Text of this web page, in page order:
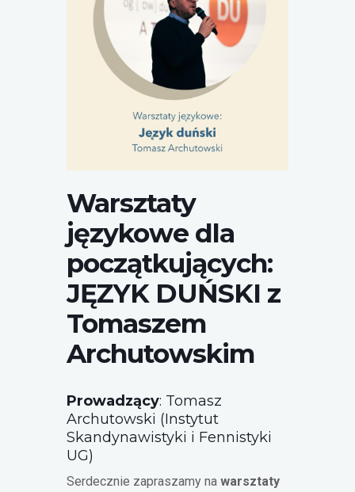
Warsztaty duńskie
Warsztaty
językowe dla
początkujących:
JĘZYK DUŃSKI z
Tomaszem
Archutowskim
Prowadzący: Tomasz
Archutowski (Instytut
Skandynawistyki i Fennistyki
UG)
Serdecznie zapraszamy na warsztaty